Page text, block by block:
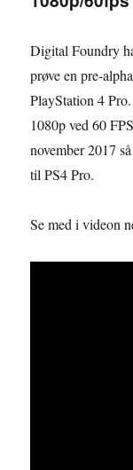
Digital Foundry
prøve en pre-
PlayStation 4
1080p ved 60
november 2017
til PS4 Pro.
Se med i videon